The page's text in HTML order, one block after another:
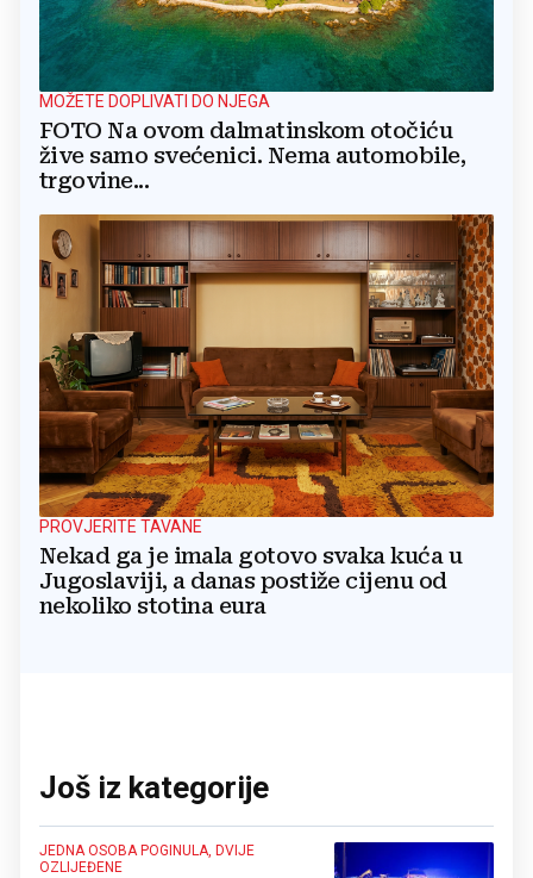
MOŽETE DOPLIVATI DO NJEGA
FOTO Na ovom dalmatinskom otočiću
žive samo svećenici. Nema automobile,
trgovine...
PROVJERITE TAVANE
Nekad ga je imala gotovo svaka kuća u
Jugoslaviji, a danas postiže cijenu od
nekoliko stotina eura
Još iz kategorije
JEDNA OSOBA POGINULA, DVIJE
OZLIJEĐENE